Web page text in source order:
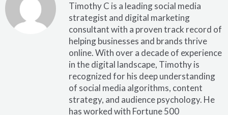
Timothy C is a leading social media
strategist and digital marketing
consultant with a proven track record of
helping businesses and brands thrive
online. With over a decade of experience
in the digital landscape, Timothy is
recognized for his deep understanding
of social media algorithms, content
strategy, and audience psychology. He
has worked with Fortune 500